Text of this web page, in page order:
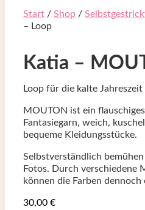
Start / Shop /
– Loop
Katia –
Loop für die kalte Jahreszeit
MOUTON ist ein
Fantasiegarn, weich,
bequeme Kleidungsstücke.
Selbstverständlich
Fotos. Durch verschiedene
können die Farben
30,00 €